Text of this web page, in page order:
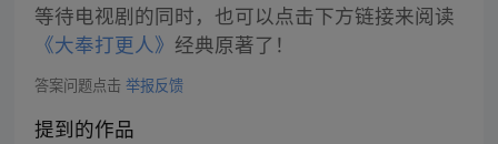
等待电视剧的同时，也可以点击下方链接来阅读
《大奉打更人》 经典原著了！
答案问题点击 举报反馈
提到的作品